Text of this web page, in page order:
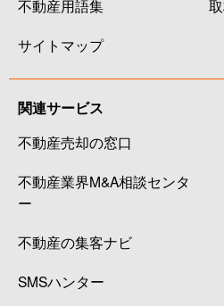
不動産用語集
サイトマップ
関連サービス
不動産売却の窓口
不動産業界M&A相談センタ
ー
不動産の集客ナビ
SMSハンター